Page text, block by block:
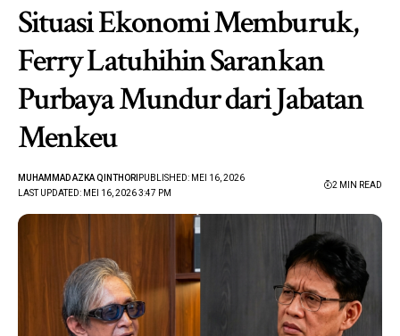
Situasi Ekonomi Memburuk,
Ferry Latuhihin Sarankan
Purbaya Mundur dari Jabatan
Menkeu
LAST UPDATED: MEI 16, 2026 3:47 PM
MUHAMMAD AZKA QINTHORI PUBLISHED: MEI 16, 2026
2 MIN READ